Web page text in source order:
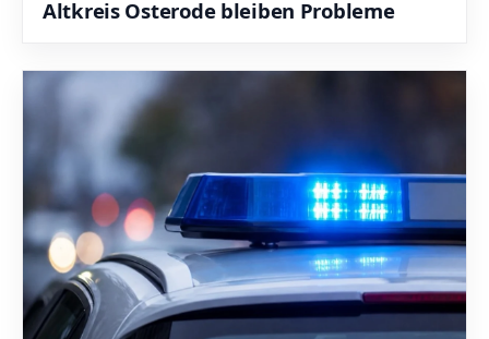
Altkreis Osterode bleiben Probleme